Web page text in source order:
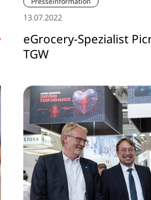
13.07.2022
eGrocery-Spezialist
TGW